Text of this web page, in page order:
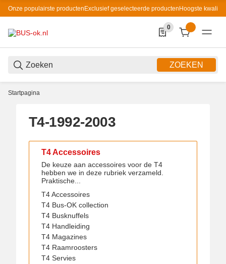
Onze populairste productenExclusief geselecteerde productenHoogste kwaliteit
ZOEKEN
0
0 Produkte in der
Startpagina
T4-1992-2003
T4 Accessoires
De keuze aan accessoires voor de T4
hebben we in deze rubriek verzameld.
Praktische...
T4 Accessoires
T4 Bus-OK collection
T4 Busknuffels
T4 Handleiding
T4 Magazines
T4 Raamroosters
T4 Servies